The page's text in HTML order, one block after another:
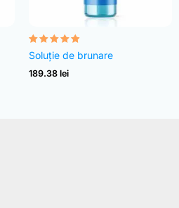
Evaluat la
4.83
din 5
Soluție de brunare
189.38 lei